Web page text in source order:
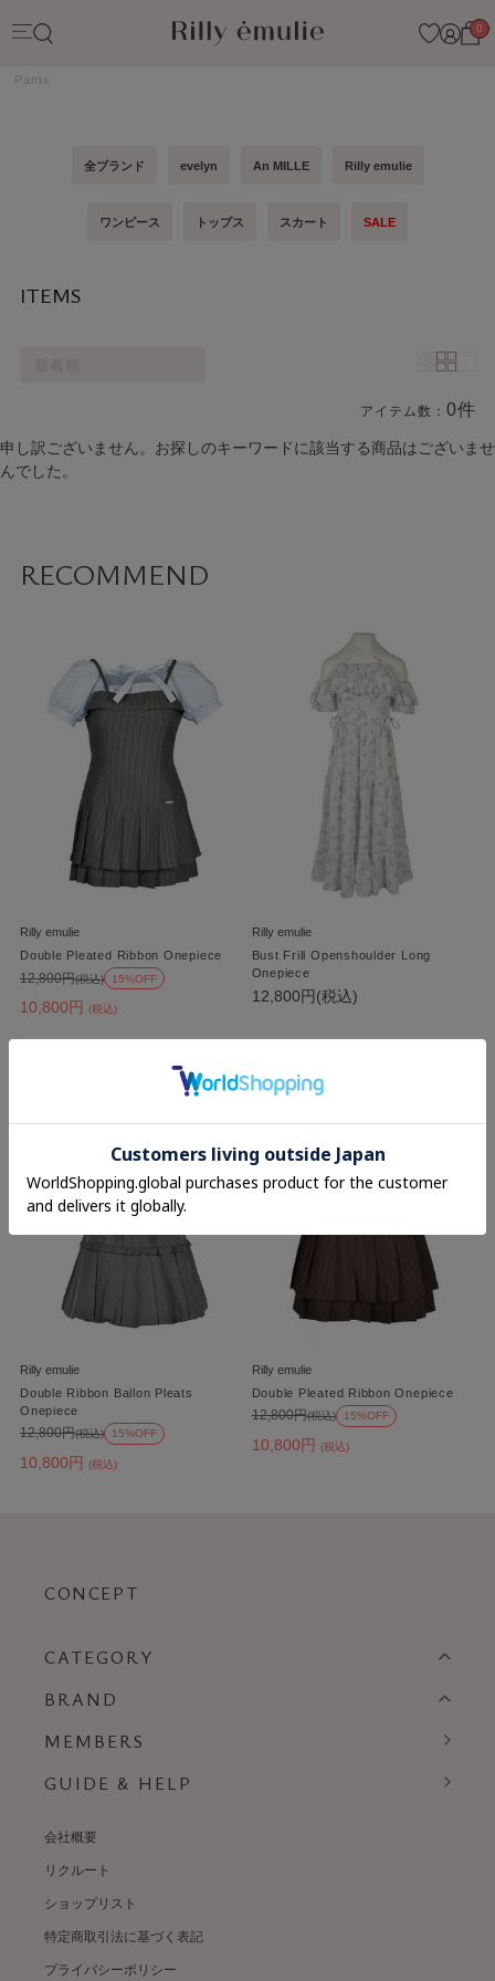
0
Pants
全ブランド evelyn An MILLE Rilly emulie
ワンピース トップス スカート SALE
ITEMS
アイテム数：0件
商品一覧
申し訳ございません。お探しのキーワードに該当する商品はございませ
んでした。
RECOMMEND
Rilly emulie
Double Pleated Ribbon Onepiece
10,800円 (税込)
12,800円(税込) 15%OFF
Rilly emulie
Bust Frill Openshoulder Long
Onepiece
12,800円(税込)
Rilly emulie
Double Ribbon Ballon Pleats
Onepiece
10,800円 (税込)
12,800円(税込) 15%OFF
Rilly emulie
Double Pleated Ribbon Onepiece
10,800円 (税込)
12,800円(税込) 15%OFF
CONCEPT
CATEGORY
BRAND
MEMBERS
GUIDE & HELP
会社概要
リクルート
ショップリスト
特定商取引法に基づく表記
プライバシーポリシー